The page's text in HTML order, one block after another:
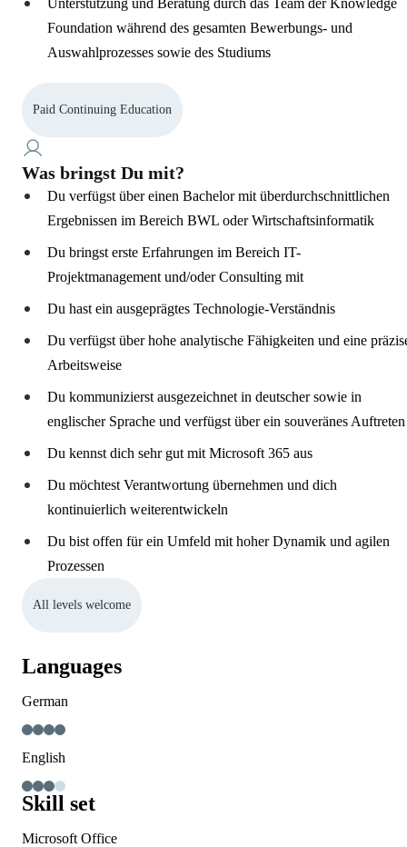
Unterstützung und Beratung durch das Team der Knowledge
Foundation während des gesamten Bewerbungs- und
Auswahlprozesses sowie des Studiums
Paid Continuing Education
Was bringst Du mit?
Du verfügst über einen Bachelor mit überdurchschnittlichen
Ergebnissen im Bereich BWL oder Wirtschaftsinformatik
Du bringst erste Erfahrungen im Bereich IT-
Projektmanagement und/oder Consulting mit
Du hast ein ausgeprägtes Technologie-Verständnis
Du verfügst über hohe analytische Fähigkeiten und eine
Arbeitsweise
Du kommunizierst ausgezeichnet in deutscher sowie in
englischer Sprache und verfügst über ein souveränes Auftreten
Du kennst dich sehr gut mit Microsoft 365 aus
Du möchtest Verantwortung übernehmen und dich
kontinuierlich weiterentwickeln
Du bist offen für ein Umfeld mit hoher Dynamik und agilen
Prozessen
All levels welcome
Languages
German
English
Skill set
Microsoft Office